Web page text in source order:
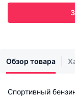
Обзор товара
Спортивный